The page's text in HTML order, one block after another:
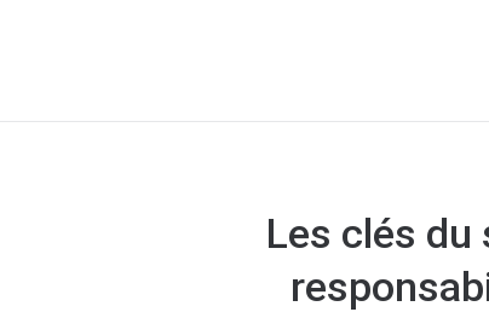
Les clés